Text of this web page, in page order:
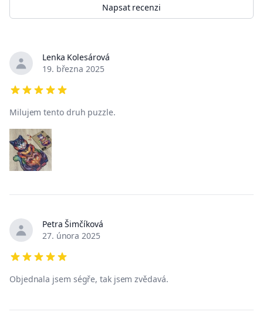
Napsat recenzi
Nedávné recenze
Lenka Kolesárová
19. března 2025
Milujem tento druh puzzle.
Petra Šimčíková
27. února 2025
Objednala jsem ségře, tak jsem zvědavá.